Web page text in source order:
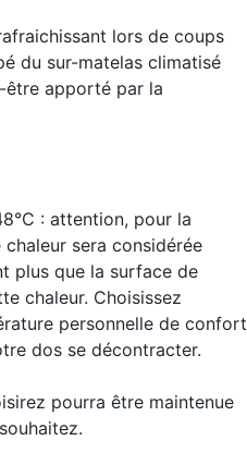
lors de coups
du sur-matelas climatisé
être apporté par la
: attention, pour la
sera considérée
plus que la surface de
chaleur. Choisissez
personnelle de confort
dos se décontracter.
pourra être maintenue